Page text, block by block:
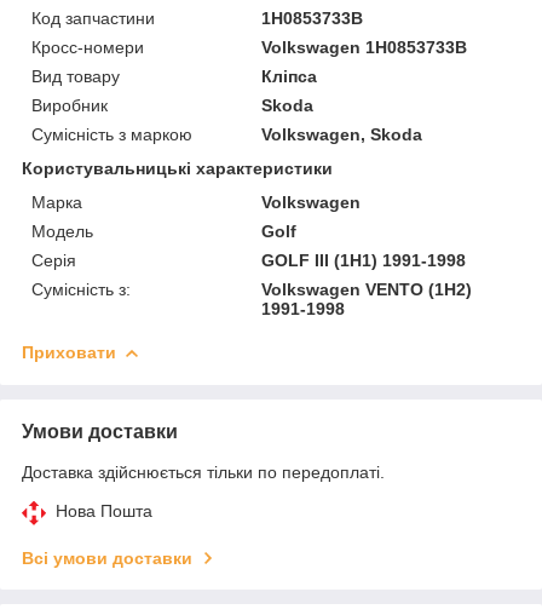
Код запчастини
1H0853733B
Кросс-номери
Volkswagen 1H0853733B
Вид товару
Кліпса
Виробник
Skoda
Сумісність з маркою
Volkswagen, Skoda
Користувальницькі характеристики
Марка
Volkswagen
Модель
Golf
Серія
GOLF III (1H1) 1991-1998
Сумісність з:
Volkswagen VENTO (1H2)
1991-1998
Приховати
Умови доставки
Доставка здійснюється тільки по передоплаті.
Нова Пошта
Всі умови доставки